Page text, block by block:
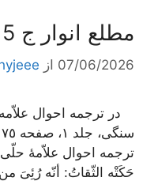
مطلع انوار ج 5
07/06/2026 از
در ترجمه احوال
ترجمه احوال علاّمۀ
حَکَتْه الثّقاتُ: أنّه رُئِیَ